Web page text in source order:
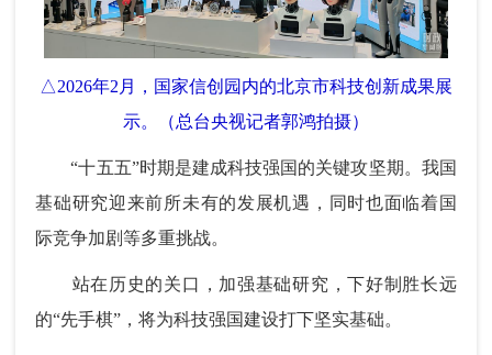
△2026年2月，国家信创园内的北京市科技创新成果展
示。（总台央视记者郭鸿拍摄）
“十五五”时期是建成科技强国的关键攻坚期。我国
基础研究迎来前所未有的发展机遇，同时也面临着国
际竞争加剧等多重挑战。
站在历史的关口，加强基础研究，下好制胜长远
的“先手棋”，将为科技强国建设打下坚实基础。